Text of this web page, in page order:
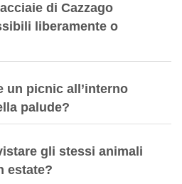
di Cazzago
liberamente o
un picnic all’interno
palude?
gli stessi animali
estate?